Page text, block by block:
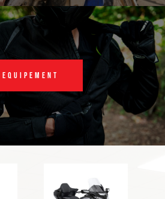
Equipement